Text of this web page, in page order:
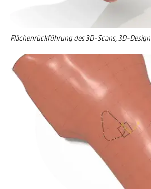
Flächenrückführung des 3D-Scans, 3D-Design